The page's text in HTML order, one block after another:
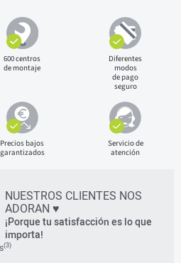
600 centros
de montaje
Diferentes
modos
de pago
seguro
Precios bajos
garantizados
Servicio de
atención
NUESTROS CLIENTES NOS
ADORAN ♥
¡Porque tu satisfacción es lo que
importa!
(3)